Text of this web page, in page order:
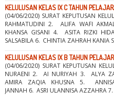
KELULUSAN KELAS IX C TAHUN
(04/06/2020) SURAT KEPUTUSAN
RAHMATUDINI 2. ALIFA WAFI
KHANSA GISANI 4. ASITA RIZKI
SALSABILA 6. CHINTIA ZAHRAH KANIA
KELULUSAN KELAS IX B TAHUN
(04/06/2020) SURAT KEPUTUSAN
NURAENI 2. AI NURIYAH 3. ALYA
AMIRA ZAQIA KHUSNA 5.
JANNAH 6. ASRI ULANNISA AZZAHRA